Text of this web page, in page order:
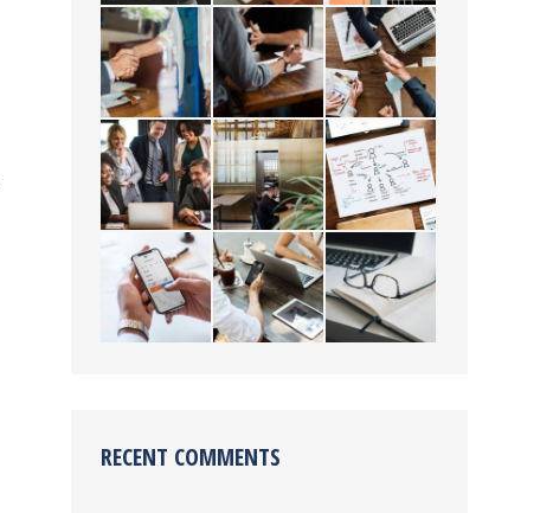
RECENT COMMENTS